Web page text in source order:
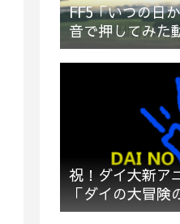
FF5「いつの日
音で押してみた
祝！ダイ大新ア
「ダイの大冒
重録音でお祝い